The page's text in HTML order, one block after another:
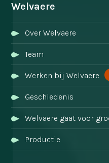
Welvaere
Over Welvaere
Team
Werken bij Welvaere
Geschiedenis
Welvaere gaat voor
Productie